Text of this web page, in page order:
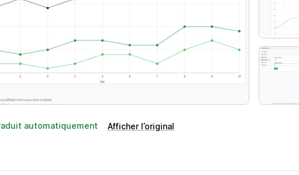
automatiquement Afficher l’original